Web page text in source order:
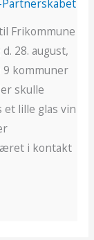
Frikommune
28. august,
kommuner
skulle
lille glas vin
i kontakt